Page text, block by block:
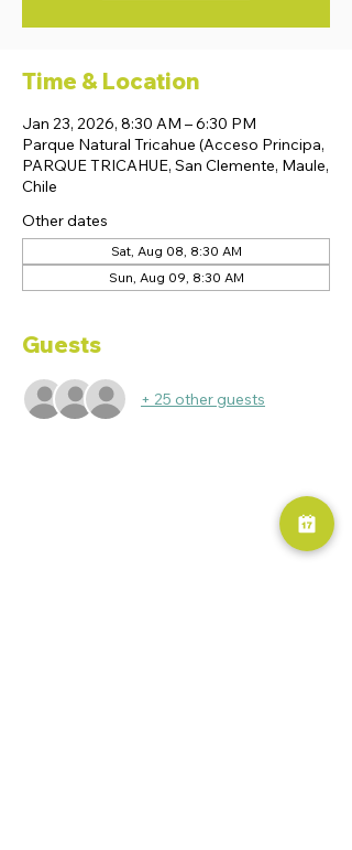
Time & Location
Jan 23, 2026, 8:30 AM – 6:30 PM
Parque Natural Tricahue (Acceso Principa,
PARQUE TRICAHUE, San Clemente, Maule,
Chile
Other dates
Sat, Aug 08, 8:30 AM
Sun, Aug 09, 8:30 AM
Guests
+ 25 other guests